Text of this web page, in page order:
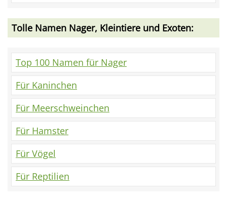
Tolle Namen Nager, Kleintiere und Exoten:
Top 100 Namen für Nager
Für Kaninchen
Für Meerschweinchen
Für Hamster
Für Vögel
Für Reptilien